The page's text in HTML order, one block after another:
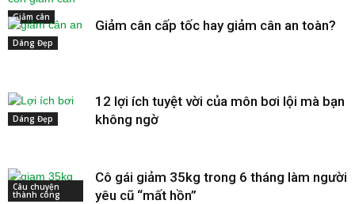
Giảm cân
Dáng Đẹp
Giảm cân cấp tốc hay giảm cân an toàn?
Dáng Đẹp
12 lợi ích tuyệt vời của môn bơi lội mà bạn
không ngờ
Câu chuyện
thành công
Cô gái giảm 35kg trong 6 tháng làm người
yêu cũ “mất hồn”